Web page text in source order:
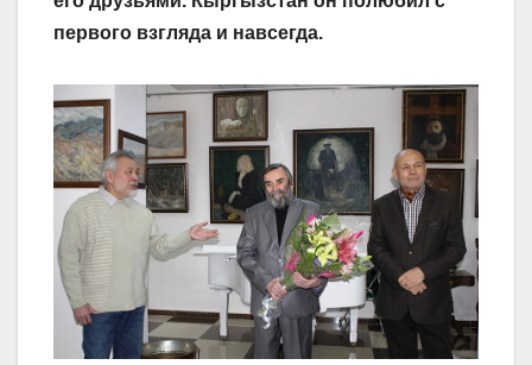
первого взгляда и навсегда.